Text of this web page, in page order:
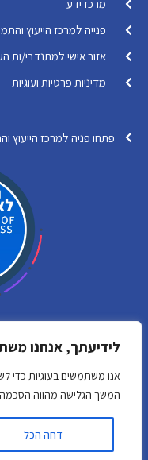
לידיעתך, אנחנו
אנו משתמשים בעוגיות כדי
המשך הגלישה מהווה הסכמה
דחה הכל
מרכז ידע
פנייה למרכז הייעוץ
אזור אישי למתנדבי/ות
מדיניות פרטיות ועוגיות
פתחו פניה למרכז הייעוץ